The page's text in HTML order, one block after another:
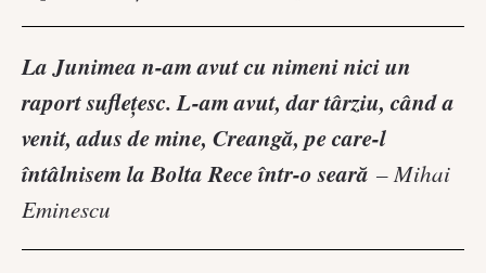
La Junimea n-am avut cu nimeni nici un
raport sufleţesc. L-am avut, dar târziu, când a
venit, adus de mine, Creangă, pe care-l
întâlnisem la Bolta Rece într-o seară – Mihai
Eminescu